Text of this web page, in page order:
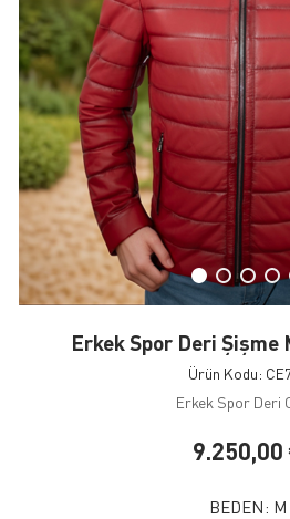
Erkek Spor Deri Şişme
Ürün Kodu:
Erkek Spor Deri
9.250,00
BEDEN: M